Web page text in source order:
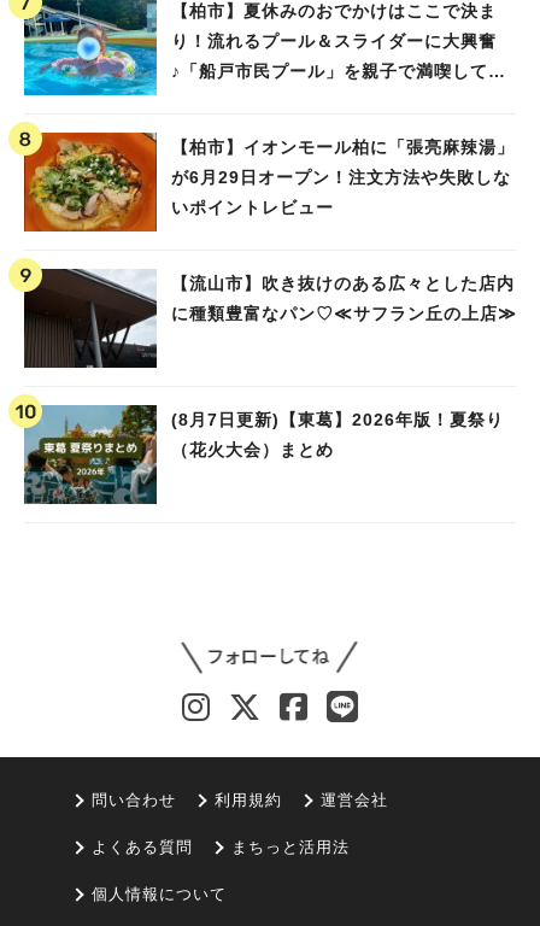
【柏市】夏休みのおでかけはここで決ま
り！流れるプール＆スライダーに大興奮
♪「船戸市民プール」を親子で満喫してき
【柏市】イオンモール柏に「張亮麻辣湯」
が6月29日オープン！注文方法や失敗しな
いポイントレビュー
【流山市】吹き抜けのある広々とした店内
に種類豊富なパン♡≪サフラン丘の上店≫
(8月7日更新)【東葛】2026年版！夏祭り
（花火大会）まとめ
問い合わせ 利用規約 運営会社
よくある質問 まちっと活用法
個人情報について